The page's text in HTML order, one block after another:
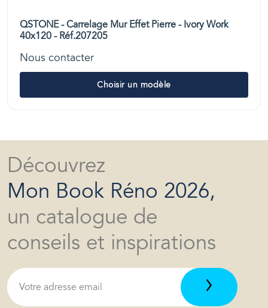
QSTONE - Carrelage Mur Effet Pierre - Ivory Work
40x120 - Réf.207205
Nous contacter
Choisir un modèle
Découvrez
Mon Book Réno 2026,
un catalogue de
conseils et inspirations